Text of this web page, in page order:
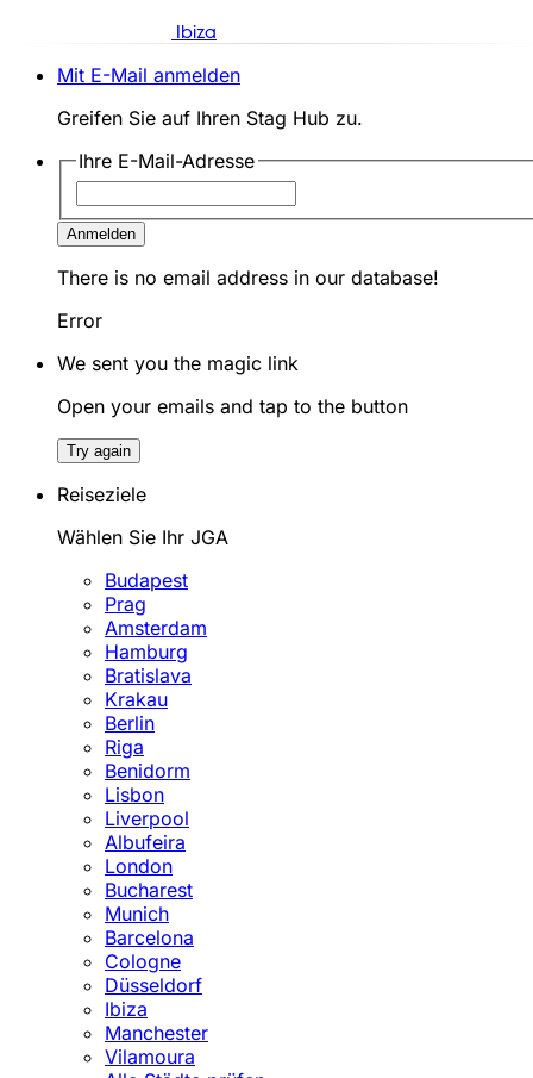
Ibiza
Mit E-Mail anmelden
Greifen Sie auf Ihren Stag Hub zu.
Ihre E-Mail-Adresse
Anmelden
There is no email address in our database!
Error
We sent you the magic link
Open your emails and tap to the button
Try again
Reiseziele
Wählen Sie Ihr JGA
Budapest
Prag
Amsterdam
Hamburg
Bratislava
Krakau
Berlin
Riga
Benidorm
Lisbon
Liverpool
Albufeira
London
Bucharest
Munich
Barcelona
Cologne
Düsseldorf
Ibiza
Manchester
Vilamoura